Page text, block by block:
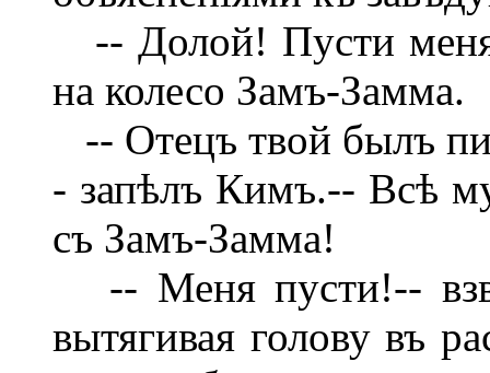
-- Долой! Пусти
на колесо Замъ-Замма.
-- Отецъ твой былъ
- запѣлъ Кимъ.-- Всѣ
съ Замъ-Замма!
-- Меня пусти!--
вытягивая голову въ